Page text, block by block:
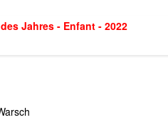
Jahres - Enfant - 2022